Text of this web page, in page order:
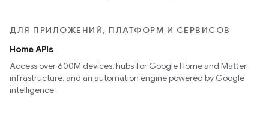
ДЛЯ ПРИЛОЖЕНИЙ, ПЛАТФОРМ И СЕРВИСОВ
Home APIs
Access over 600M devices, hubs for Google Home and Matter
infrastructure, and an automation engine powered by Google
intelligence